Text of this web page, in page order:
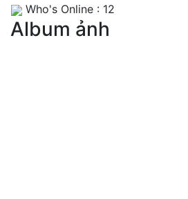
Who's Online : 12
Album ảnh